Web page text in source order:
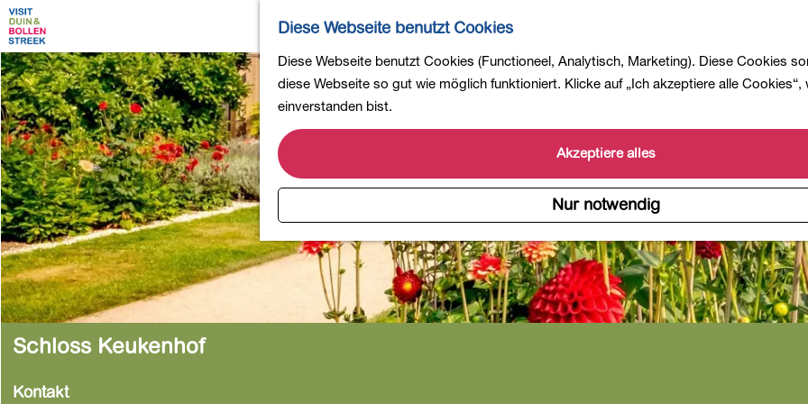
Diese Webseite benutzt Cookies
Diese Webseite benutzt Cookies (Functioneel, Analytisch, Marketing). Diese Cookies
diese Webseite so gut wie möglich funktioniert. Klicke auf „Ich akzeptiere alle Cookies“,
einverstanden bist.
Akzeptiere alles
Nur notwendig
G
e
h
e
n
S
i
e
z
u
r
H
Schloss Keukenhof
Kontakt